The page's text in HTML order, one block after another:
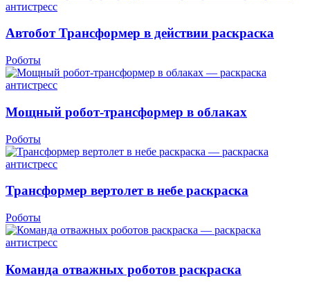
Автобот Трансформер в действии раскраска
Роботы
Мощный робот-трансформер в облаках
Роботы
Трансформер вертолет в небе раскраска
Роботы
Команда отважных роботов раскраска